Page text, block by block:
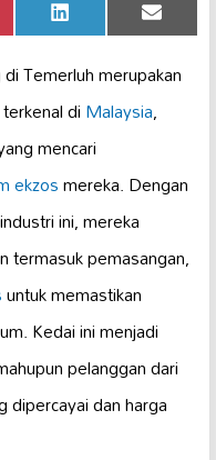
Share
on
LinkedIn Share
on
Email
Temerluh merupakan
diMalaysia,
mencari
ekzosmereka. Dengan
ini, mereka
termasuk pemasangan,
untuk memastikan
Kedai ini menjadi
pelanggan dari
dipercayai dan harga